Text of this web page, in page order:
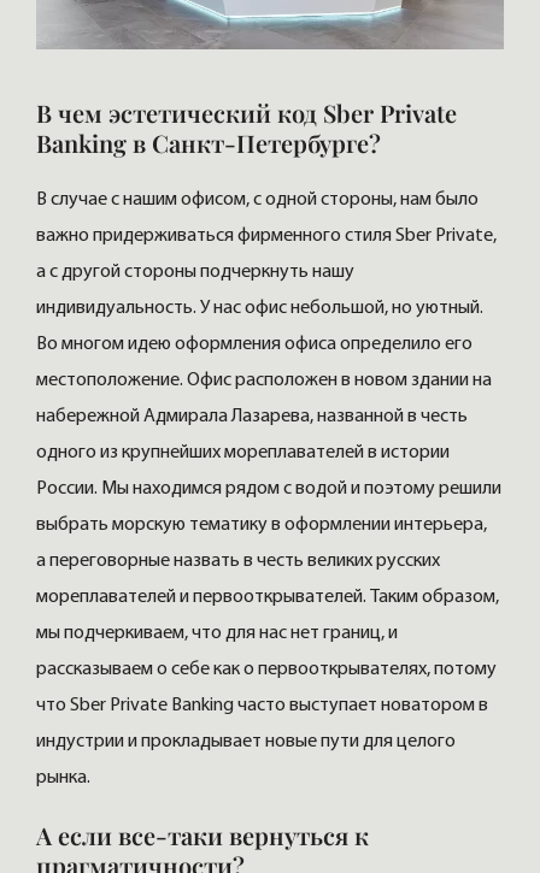
В чем эстетический код Sber Private
Banking в Санкт-Петербурге?
В случае с нашим офисом, с одной стороны, нам было
важно придерживаться фирменного стиля Sber Private,
а с другой стороны подчеркнуть нашу
индивидуальность. У нас офис небольшой, но уютный.
Во многом идею оформления офиса определило его
местоположение. Офис расположен в новом здании на
набережной Адмирала Лазарева, названной в честь
одного из крупнейших мореплавателей в истории
России. Мы находимся рядом с водой и поэтому решили
выбрать морскую тематику в оформлении интерьера,
а переговорные назвать в честь великих русских
мореплавателей и первооткрывателей. Таким образом,
мы подчеркиваем, что для нас нет границ, и
рассказываем о себе как о первооткрывателях, потому
что Sber Private Banking часто выступает новатором в
индустрии и прокладывает новые пути для целого
рынка.
А если все-таки вернуться к
прагматичности?